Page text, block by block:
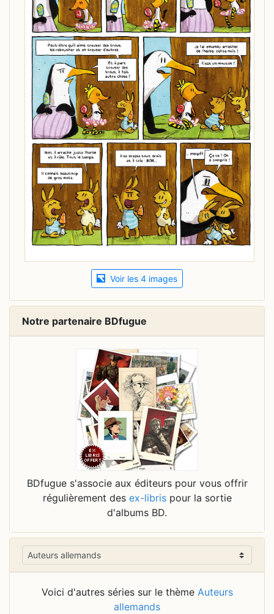
Voir les 4 images
Notre partenaire BDfugue
BDfugue s'associe aux éditeurs pour vous offrir
régulièrement des ex-librispour la sortie
d'albums BD.
Voici d'autres séries sur le thème Auteurs
allemands